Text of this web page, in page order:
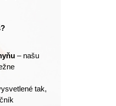
– našu
tak,